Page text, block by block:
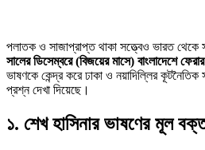
পলাতক ও সাজাপ্রাপ্ত থাকা সত্ত্বেও ভারত থেকে
সালের ডিসেম্বরে (বিজয়ের মাসে) বাংলাদেশে
ভাষণকে কেন্দ্র করে ঢাকা ও নয়াদিল্লির
প্রশ্ন দেখা দিয়েছে।
১. শেখ হাসিনার ভাষণের মূল